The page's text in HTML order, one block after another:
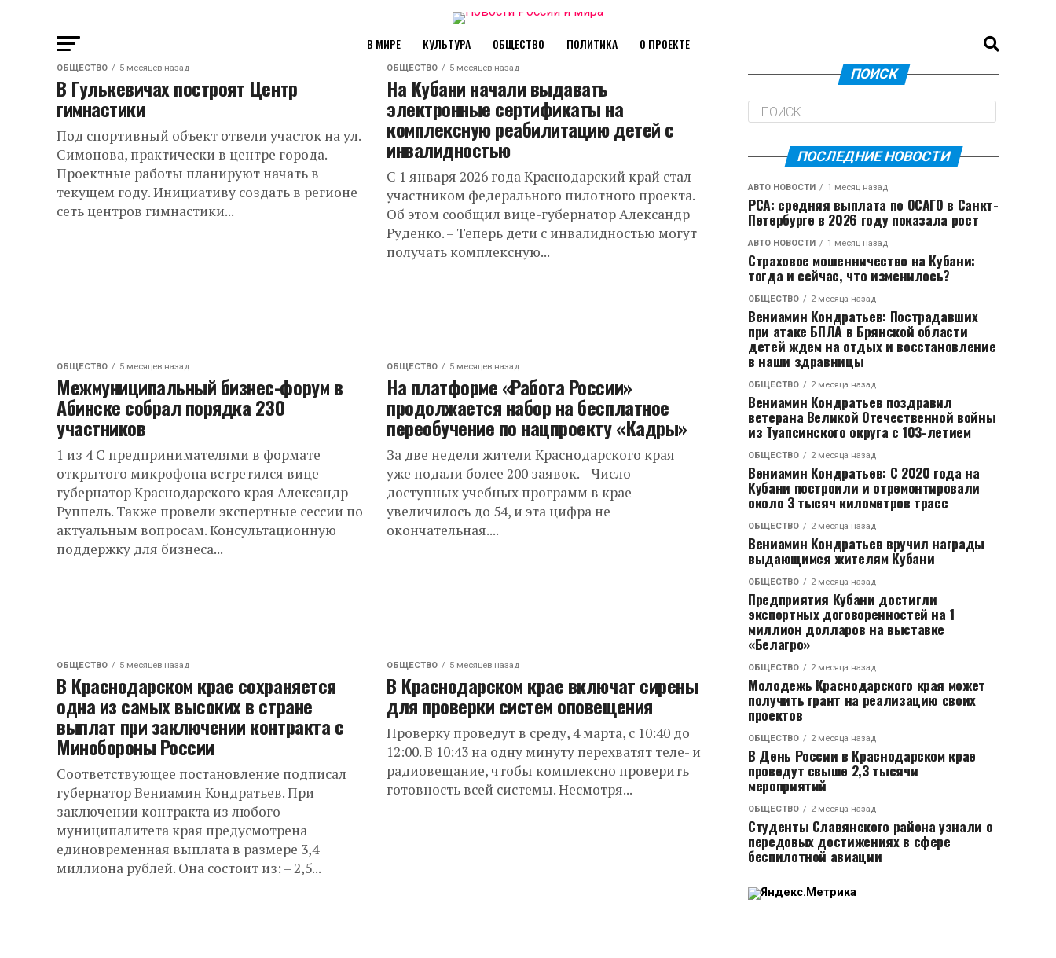
В МИРЕ КУЛЬТУРА ОБЩЕСТВО ПОЛИТИКА О ПРОЕКТЕ
ОБЩЕСТВО 5 месяцев назад
В Гулькевичах построят Центр
гимнастики
Под спортивный объект отвели участок на ул.
Симонова, практически в центре города.
Проектные работы планируют начать в
текущем году. Инициативу создать в регионе
сеть центров гимнастики...
ОБЩЕСТВО 5 месяцев назад
На Кубани начали выдавать
электронные сертификаты на
комплексную реабилитацию детей с
инвалидностью
С 1 января 2026 года Краснодарский край стал
участником федерального пилотного проекта.
Об этом сообщил вице-губернатор Александр
Руденко. – Теперь дети с инвалидностью могут
получать комплексную...
ОБЩЕСТВО 5 месяцев назад
Межмуниципальный бизнес-форум в
Абинске собрал порядка 230
участников
1 из 4 С предпринимателями в формате
открытого микрофона встретился вице-
губернатор Краснодарского края Александр
Руппель. Также провели экспертные сессии по
актуальным вопросам. Консультационную
поддержку для бизнеса...
ОБЩЕСТВО 5 месяцев назад
На платформе «Работа России»
продолжается набор на бесплатное
переобучение по нацпроекту «Кадры»
За две недели жители Краснодарского края
уже подали более 200 заявок. – Число
доступных учебных программ в крае
увеличилось до 54, и эта цифра не
окончательная....
ОБЩЕСТВО 5 месяцев назад
В Краснодарском крае сохраняется
одна из самых высоких в стране
выплат при заключении контракта с
Минобороны России
Соответствующее постановление подписал
губернатор Вениамин Кондратьев. При
заключении контракта из любого
муниципалитета края предусмотрена
единовременная выплата в размере 3,4
миллиона рублей. Она состоит из: – 2,5...
ОБЩЕСТВО 5 месяцев назад
В Краснодарском крае включат сирены
для проверки систем оповещения
Проверку проведут в среду, 4 марта, с 10:40 до
12:00. В 10:43 на одну минуту перехватят теле- и
радиовещание, чтобы комплексно проверить
готовность всей системы. Несмотря...
ПОИСК
ПОСЛЕДНИЕ НОВОСТИ
АВТО НОВОСТИ 1 месяц назад
РСА: средняя выплата по ОСАГО в Санкт-
Петербурге в 2026 году показала рост
АВТО НОВОСТИ 1 месяц назад
Страховое мошенничество на Кубани:
тогда и сейчас, что изменилось?
ОБЩЕСТВО 2 месяца назад
Вениамин Кондратьев: Пострадавших
при атаке БПЛА в Брянской области
детей ждем на отдых и восстановление
в наши здравницы
ОБЩЕСТВО 2 месяца назад
Вениамин Кондратьев поздравил
ветерана Великой Отечественной войны
из Туапсинского округа с 103-летием
ОБЩЕСТВО 2 месяца назад
Вениамин Кондратьев: С 2020 года на
Кубани построили и отремонтировали
около 3 тысяч километров трасс
ОБЩЕСТВО 2 месяца назад
Вениамин Кондратьев вручил награды
выдающимся жителям Кубани
ОБЩЕСТВО 2 месяца назад
Предприятия Кубани достигли
экспортных договоренностей на 1
миллион долларов на выставке
«Белагро»
ОБЩЕСТВО 2 месяца назад
Молодежь Краснодарского края может
получить грант на реализацию своих
проектов
ОБЩЕСТВО 2 месяца назад
В День России в Краснодарском крае
проведут свыше 2,3 тысячи
мероприятий
ОБЩЕСТВО 2 месяца назад
Студенты Славянского района узнали о
передовых достижениях в сфере
беспилотной авиации